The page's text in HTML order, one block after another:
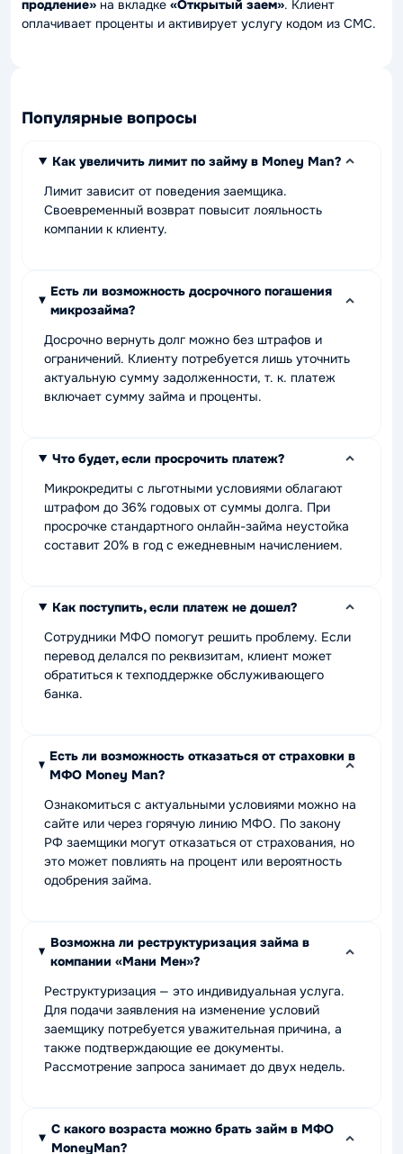
продление» на вкладке «Открытый заем». Клиент
оплачивает проценты и активирует услугу кодом из СМС.
Популярные вопросы
Как увеличить лимит по займу в Money Man?
Лимит зависит от поведения заемщика.
Своевременный возврат повысит лояльность
компании к клиенту.
Есть ли возможность досрочного погашения
микрозайма?
Досрочно вернуть долг можно без штрафов и
ограничений. Клиенту потребуется лишь уточнить
актуальную сумму задолженности, т. к. платеж
включает сумму займа и проценты.
Что будет, если просрочить платеж?
Микрокредиты с льготными условиями облагают
штрафом до 36% годовых от суммы долга. При
просрочке стандартного онлайн-займа неустойка
составит 20% в год с ежедневным начислением.
Как поступить, если платеж не дошел?
Сотрудники МФО помогут решить проблему. Если
перевод делался по реквизитам, клиент может
обратиться к техподдержке обслуживающего
банка.
Есть ли возможность отказаться от страховки в
МФО Money Man?
Ознакомиться с актуальными условиями можно на
сайте или через горячую линию МФО. По закону
РФ заемщики могут отказаться от страхования, но
это может повлиять на процент или вероятность
одобрения займа.
Возможна ли реструктуризация займа в
компании «Мани Мен»?
Реструктуризация — это индивидуальная услуга.
Для подачи заявления на изменение условий
заемщику потребуется уважительная причина, а
также подтверждающие ее документы.
Рассмотрение запроса занимает до двух недель.
С какого возраста можно брать займ в МФО
MoneyMan?